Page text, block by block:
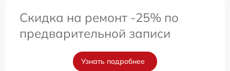
Скидка на ремонт -25% по
предварительной записи
Узнать подробнее